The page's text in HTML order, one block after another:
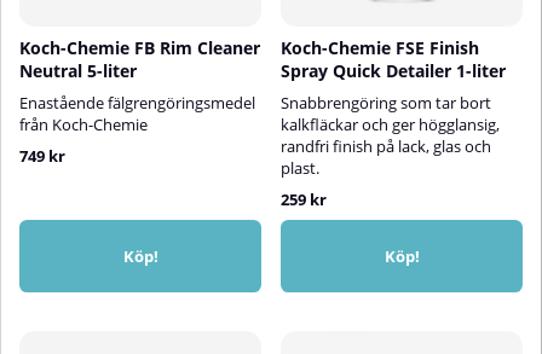
Koch-Chemie FB Rim Cleaner
Neutral 5-liter
Enastående fälgrengöringsmedel
från Koch-Chemie
749 kr
Köp!
Koch-Chemie FSE Finish
Spray Quick Detailer 1-liter
Snabbrengöring som tar bort
kalkfläckar och ger högglansig,
randfri finish på lack, glas och
plast.
259 kr
Köp!